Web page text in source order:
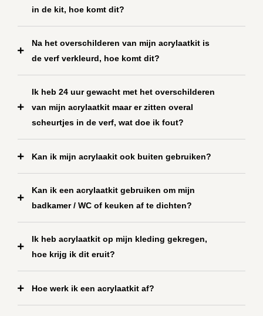
in de kit, hoe komt dit?
Na het overschilderen van mijn acrylaatkit is
de verf verkleurd, hoe komt dit?
Ik heb 24 uur gewacht met het overschilderen
van mijn acrylaatkit maar er zitten overal
scheurtjes in de verf, wat doe ik fout?
Kan ik mijn acrylaakit ook buiten gebruiken?
Kan ik een acrylaatkit gebruiken om mijn
badkamer / WC of keuken af te dichten?
Ik heb acrylaatkit op mijn kleding gekregen,
hoe krijg ik dit eruit?
Hoe werk ik een acrylaatkit af?